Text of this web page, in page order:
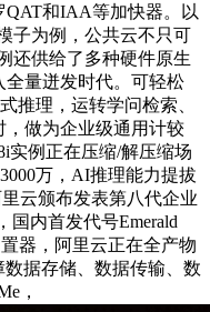
和IAA等加快器。以
子为例，公共云不只可
还供给了多种硬件原生
量迸发时代。可轻松
推理，运转学问检索、
做为企业级通用计较
实例正在压缩/解压缩场
万，AI推理能力提拔
云颁布发表第八代企业
国内首发代号Emerald
器，阿里云正在全产物
据存储、数据传输、数
，